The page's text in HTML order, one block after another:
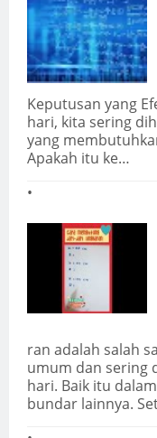
Keputusan yang
hari, kita sering
yang
Apakah itu ke…
ran adalah salah
umum dan sering
hari. Baik itu
bundar lainnya.